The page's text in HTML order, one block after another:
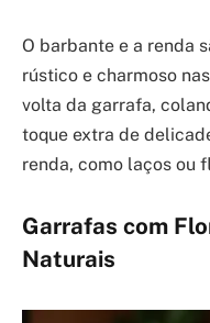
O barbante e a renda
rústico e charmoso
volta da garrafa,
toque extra de
renda, como laços ou
Garrafas com
Naturais